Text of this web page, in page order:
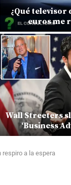
¿Qué televisor
euros me
Wall Streeters
‘Business
respiro a la espera